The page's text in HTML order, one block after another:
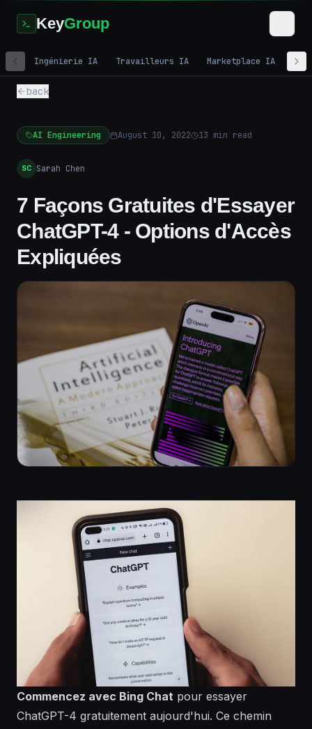
KeyGroup
Ingénierie IA Travailleurs IA Marketplace IA
back
AI Engineering August 10, 2022 13 min read
SC Sarah Chen
7 Façons Gratuites d'Essayer
ChatGPT-4 - Options d'Accès
Expliquées
Commencez avec Bing Chat pour essayer
ChatGPT-4 gratuitement aujourd'hui. Ce chemin